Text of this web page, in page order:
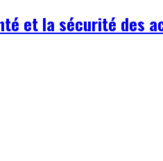
et la sécurité des